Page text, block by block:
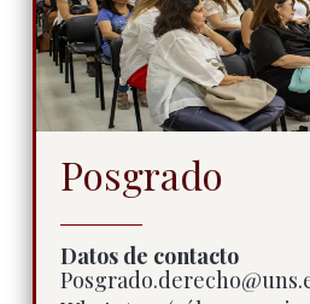
Posgrado
Datos de contacto